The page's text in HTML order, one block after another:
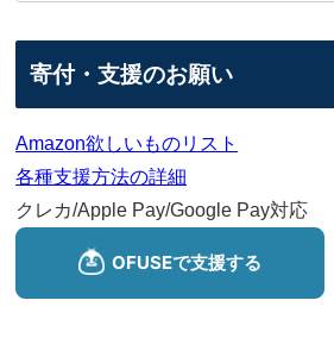
寄付・支援のお願い
Amazon欲しいものリスト
各種支援方法の詳細
クレカ/Apple Pay/Google Pay対応